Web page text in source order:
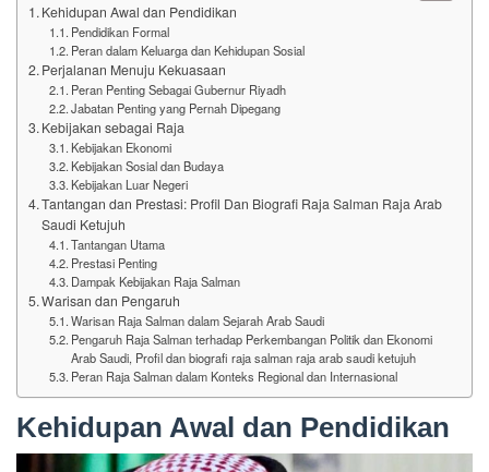
Kehidupan Awal dan Pendidikan
Pendidikan Formal
Peran dalam Keluarga dan Kehidupan Sosial
Perjalanan Menuju Kekuasaan
Peran Penting Sebagai Gubernur Riyadh
Jabatan Penting yang Pernah Dipegang
Kebijakan sebagai Raja
Kebijakan Ekonomi
Kebijakan Sosial dan Budaya
Kebijakan Luar Negeri
Tantangan dan Prestasi: Profil Dan Biografi Raja Salman Raja Arab
Saudi Ketujuh
Tantangan Utama
Prestasi Penting
Dampak Kebijakan Raja Salman
Warisan dan Pengaruh
Warisan Raja Salman dalam Sejarah Arab Saudi
Pengaruh Raja Salman terhadap Perkembangan Politik dan Ekonomi
Arab Saudi, Profil dan biografi raja salman raja arab saudi ketujuh
Peran Raja Salman dalam Konteks Regional dan Internasional
Kehidupan Awal dan Pendidikan